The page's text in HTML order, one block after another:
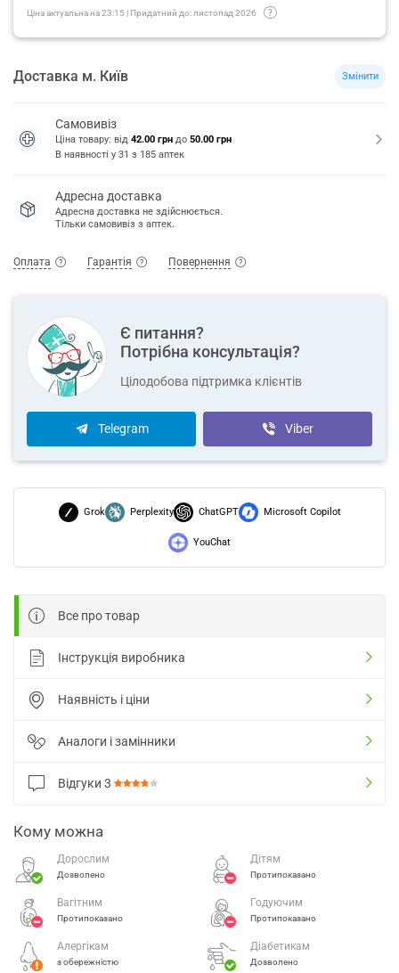
Ціна актуальна на23:15 | Придатний до: листопад 2026
Доставка м. Київ Змінити
Самовивіз
Ціна товару: від 42.00 грн до 50.00 грн
В наявності у 31 з 185 аптек
Адресна доставка
Адресна доставка не здійснюється.
Тільки самовивіз з аптек.
Оплата Гарантія Повернення
Є питання?
Потрібна консультація?
Цілодобова підтримка клієнтів
Telegram Viber
Grok Perplexity ChatGPT Microsoft Copilot
YouChat
Все про товар
Інструкція виробника
Наявність і ціни
Аналоги і замінники
Відгуки 3
Кому можна
Дорослим
Дозволено
Дітям
Протипоказано
Вагітним
Протипоказано
Годуючим
Протипоказано
Алергікам
з обережністю
Діабетикам
Дозволено